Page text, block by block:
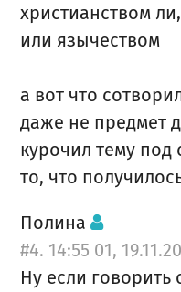
христианством
или язычеством
а вот что
даже не предмет
курочил тему под
то, что
Полина
#4. 14:55 01,
Ну если говорить